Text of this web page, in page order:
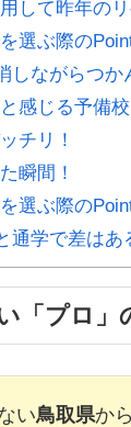
して昨年のリ
選ぶ際の
しながらつか
感じる予備
チリ！
瞬間！
選ぶ際の
通学で差はあ
「プロ」
い鳥取県か